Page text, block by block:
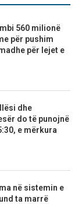
560 milionë
për pushim
për lejet e
dhe
do të punojnë
e mërkura
në sistemin e
ta marrë